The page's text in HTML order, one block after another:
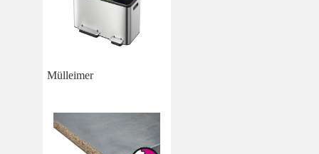
Mülleimer